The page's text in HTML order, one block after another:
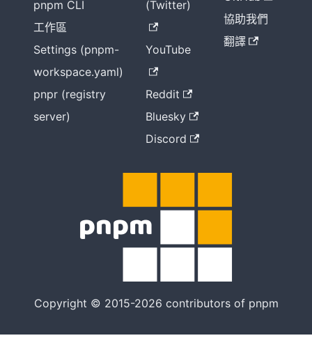
pnpm CLI
工作區
Settings (pnpm-
workspace.yaml)
pnpr (registry
server)
(Twitter)
YouTube
Reddit
Bluesky
Discord
協助我們
翻譯
Copyright © 2015-2026 contributors of pnpm